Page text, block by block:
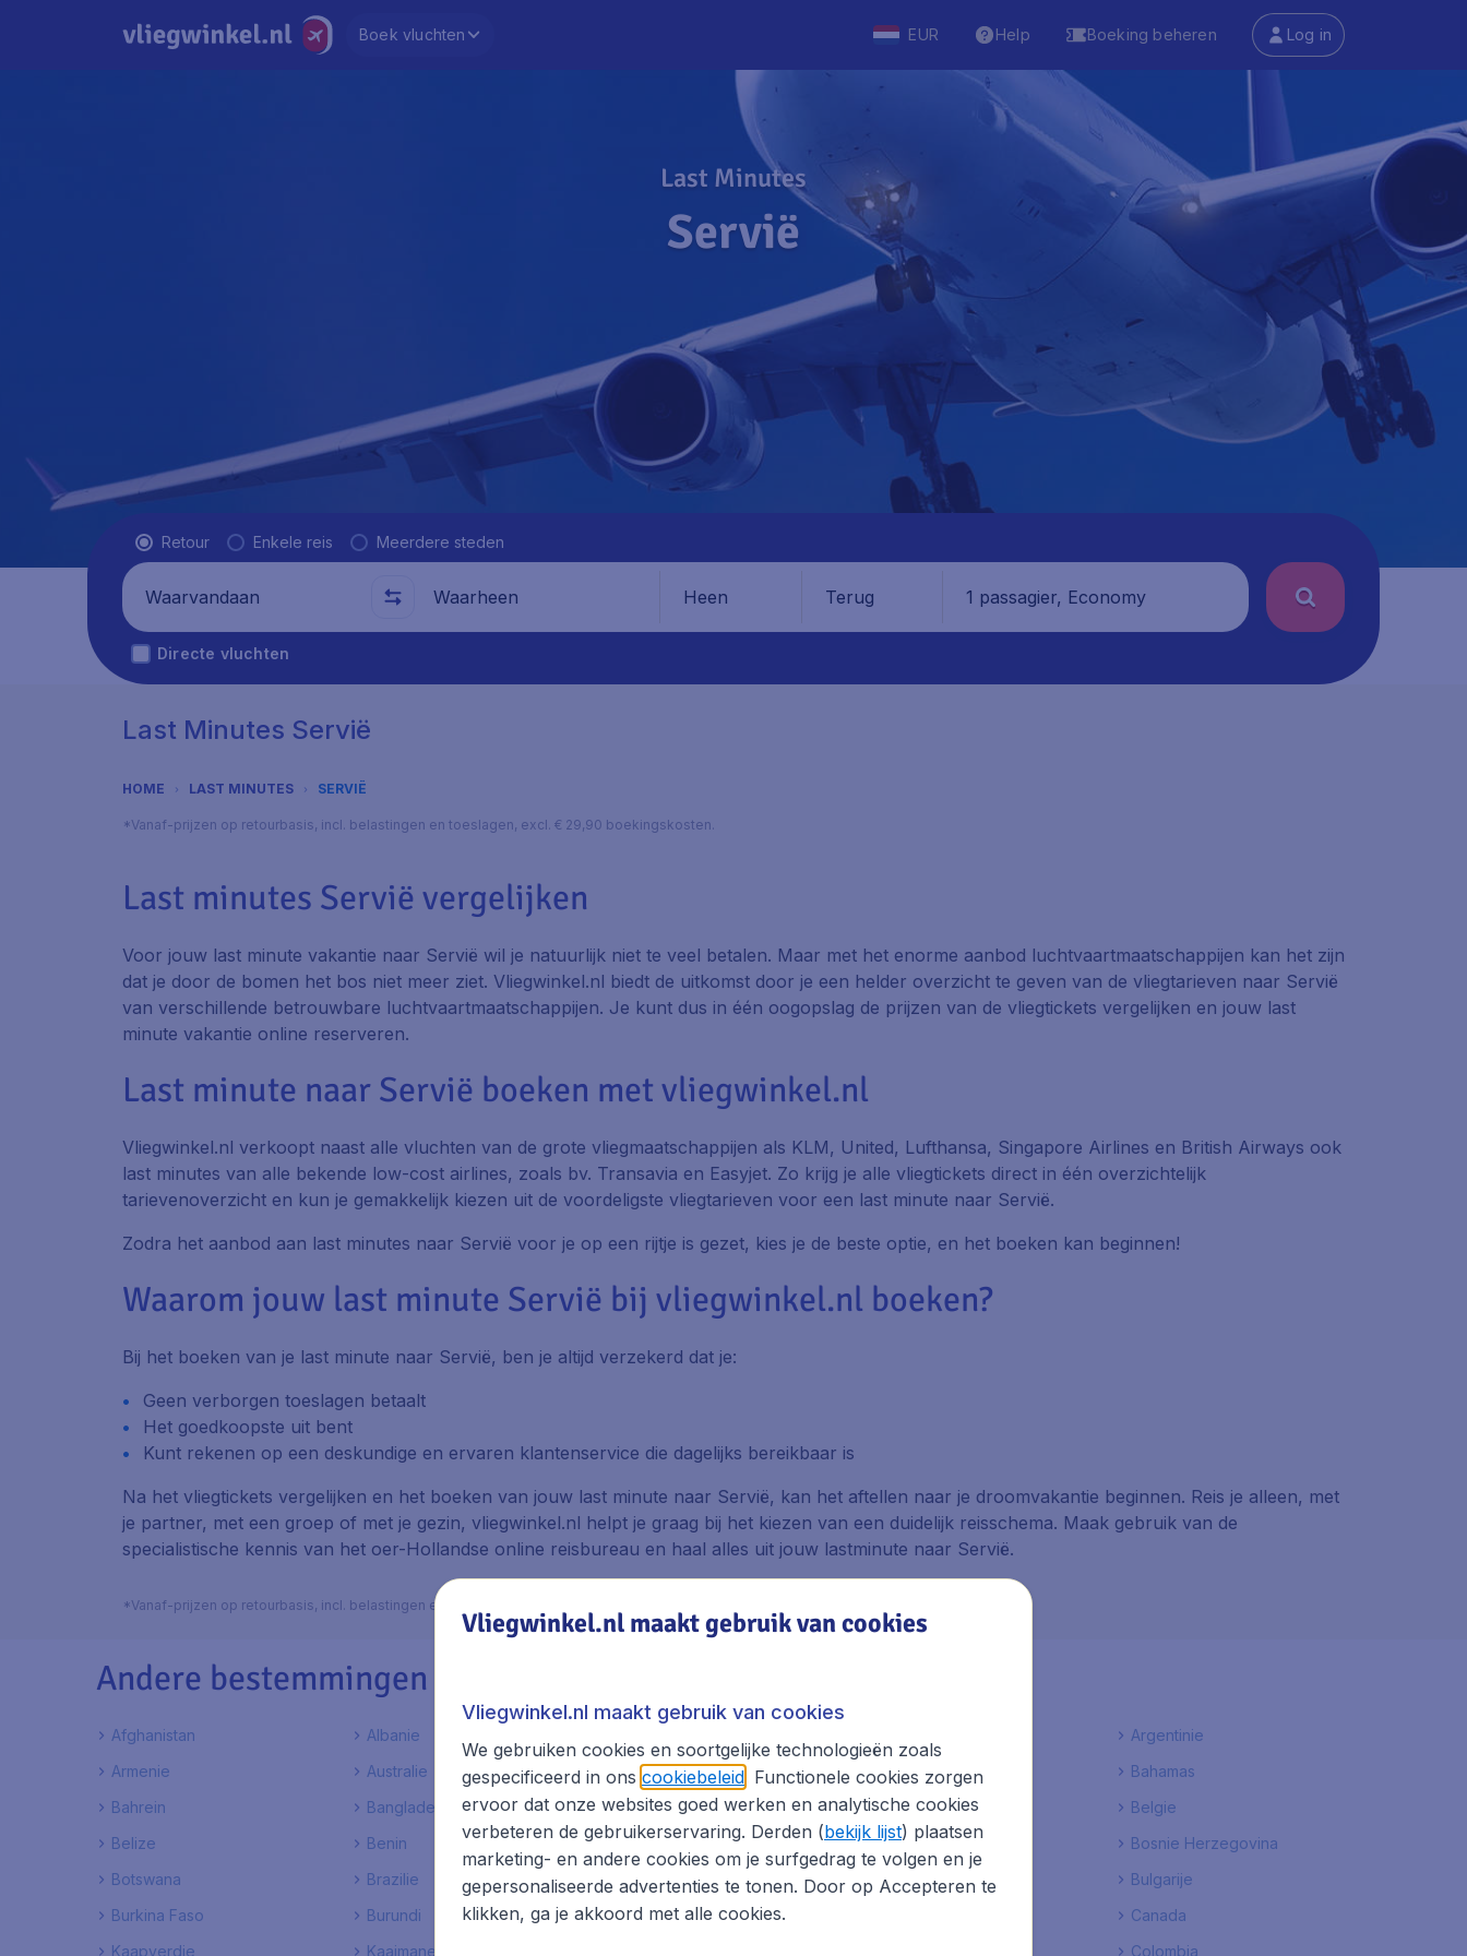
Boek vluchten EUR Help Boeking beheren Log in
Last Minutes
Servië
Vluchttype
Retour Enkele reis Meerdere steden
Waarvandaan Waarheen Heen Terug 1 passagier, Economy
Directe vluchten
Last Minutes Servië
HOME LAST MINUTES SERVIË
*Vanaf-prijzen op retourbasis, incl. belastingen en toeslagen, excl. € 29,90 boekingskosten.
Last minutes Servië vergelijken
Voor jouw last minute vakantie naar Servië wil je natuurlijk niet te veel betalen. Maar met het enorme aanbod luchtvaartmaatschappijen kan het zijn
dat je door de bomen het bos niet meer ziet. Vliegwinkel.nl biedt de uitkomst door je een helder overzicht te geven van de vliegtarieven naar Servië
van verschillende betrouwbare luchtvaartmaatschappijen. Je kunt dus in één oogopslag de prijzen van de vliegtickets vergelijken en jouw last
minute vakantie online reserveren.
Last minute naar Servië boeken met vliegwinkel.nl
Vliegwinkel.nl verkoopt naast alle vluchten van de grote vliegmaatschappijen als KLM, United, Lufthansa, Singapore Airlines en British Airways ook
last minutes van alle bekende low-cost airlines, zoals bv. Transavia en Easyjet. Zo krijg je alle vliegtickets direct in één overzichtelijk
tarievenoverzicht en kun je gemakkelijk kiezen uit de voordeligste vliegtarieven voor een last minute naar Servië.
Zodra het aanbod aan last minutes naar Servië voor je op een rijtje is gezet, kies je de beste optie, en het boeken kan beginnen!
Waarom jouw last minute Servië bij vliegwinkel.nl boeken?
Bij het boeken van je last minute naar Servië, ben je altijd verzekerd dat je:
Geen verborgen toeslagen betaalt
Het goedkoopste uit bent
Kunt rekenen op een deskundige en ervaren klantenservice die dagelijks bereikbaar is
Na het vliegtickets vergelijken en het boeken van jouw last minute naar Servië, kan het aftellen naar je droomvakantie beginnen. Reis je alleen, met
je partner, met een groep of met je gezin, vliegwinkel.nl helpt je graag bij het kiezen van een duidelijk reisschema. Maak gebruik van de
specialistische kennis van het oer-Hollandse online reisbureau en haal alles uit jouw lastminute naar Servië.
*Vanaf-prijzen op retourbasis, incl. belastingen en toeslagen, excl. € 29,90 boekingskosten.
Andere bestemmingen in Last Minutes
Afghanistan Albanie
Argentinie
Armenie
Australie Oostenrijk Azerbeidjan
Bahamas
Bahrein
Bangladesh Barbados Belarus
Belgie
Belize
Benin Bermuda Bolivia
Bosnie Herzegovina
Botswana
Brazilie Britse Maagdeneilanden Brunei
Bulgarije
Burkina Faso
Burundi Cambodja
Canada
Kaapverdie
Kaaimaneilanden
Colombia
Vliegwinkel.nl maakt gebruik van cookies
Vliegwinkel.nl maakt gebruik van cookies
We gebruiken cookies en soortgelijke technologieën zoals
gespecificeerd in ons cookiebeleid. Functionele cookies zorgen
ervoor dat onze websites goed werken en analytische cookies
verbeteren de gebruikerservaring. Derden (bekijk lijst) plaatsen
marketing- en andere cookies om je surfgedrag te volgen en je
gepersonaliseerde advertenties te tonen. Door op Accepteren te
klikken, ga je akkoord met alle cookies.